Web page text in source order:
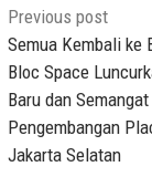
Post
navigation
Previous post
Semua Kembali ke
Bloc Space
Baru dan
Pengembangan
Jakarta Selatan